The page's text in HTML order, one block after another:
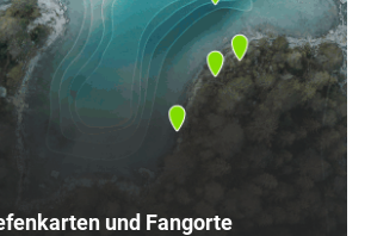
und Fangorte